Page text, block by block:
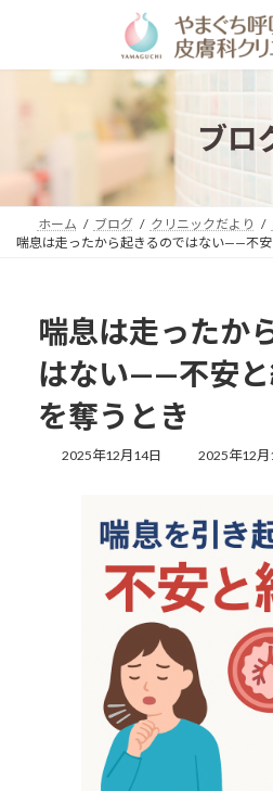
ン
プ
ー
動
ブロ
ホーム ブログ クリニックだより
喘息は走ったから起きるのではない——不
喘息は走ったか
はない——不安
を奪うとき
2025年12月14日
最
日
時
:
2025年12月